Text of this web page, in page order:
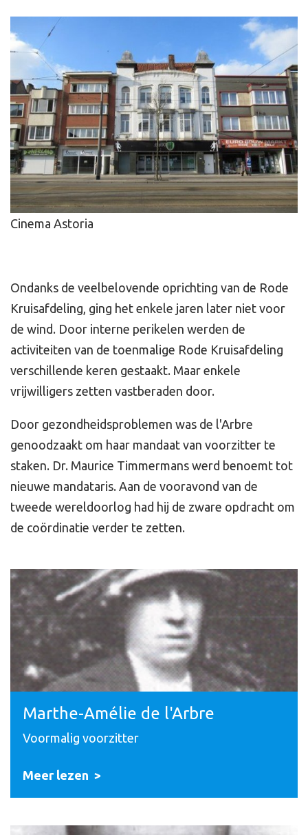
Cinema Astoria
Ondanks de veelbelovende oprichting van de Rode
Kruisafdeling, ging het enkele jaren later niet voor
de wind. Door interne perikelen werden de
activiteiten van de toenmalige Rode Kruisafdeling
verschillende keren gestaakt. Maar enkele
vrijwilligers zetten vastberaden door.
Door gezondheidsproblemen was de l'Arbre
genoodzaakt om haar mandaat van voorzitter te
staken. Dr. Maurice Timmermans werd benoemt tot
nieuwe mandataris. Aan de vooravond van de
tweede wereldoorlog had hij de zware opdracht om
de coördinatie verder te zetten.
Marthe-Amélie de l'Arbre
Voormalig voorzitter
Meer lezen